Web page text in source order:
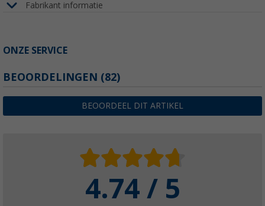
Fabrikant informatie
ONZE SERVICE
BEOORDELINGEN (82)
BEOORDEEL DIT ARTIKEL
4.74 / 5